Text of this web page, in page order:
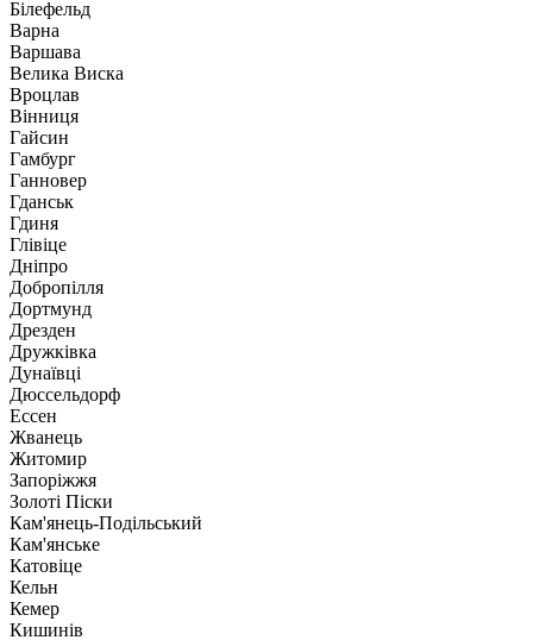
Білефельд
Варна
Варшава
Велика Виска
Вроцлав
Вінниця
Гайсин
Гамбург
Ганновер
Гданськ
Гдиня
Глівіце
Дніпро
Добропілля
Дортмунд
Дрезден
Дружківка
Дунаївці
Дюссельдорф
Ессен
Жванець
Житомир
Запоріжжя
Золоті Піски
Кам'янець-Подільський
Кам'янське
Катовіце
Кельн
Кемер
Кишинів